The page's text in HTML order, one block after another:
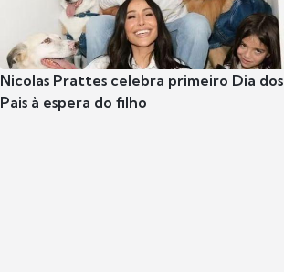
Nicolas Prattes celebra primeiro Dia dos
Pais à espera do filho